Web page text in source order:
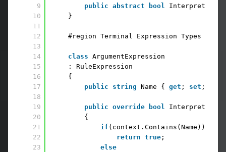
9
10
11
12
13
14
15
16
17
18
19
20
21
22
23
public abstract bool
}
#region Terminal Expression Types
class ArgumentExpression
: RuleExpression
{
public
string Name { get ; set ; }
public override bool
{
if (context.Contains(Name))
return true ;
else